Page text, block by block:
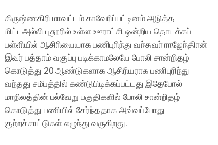
கிருஷ்ணகிரி மாவட்டம் காவேரிப்பட்டினம் அடுத்த
மிட்டஅல்லி புதூரில் உள்ள ஊராட்சி ஒன்றிய தொடக்கப்
பள்ளியில் ஆசிரியையாக பணிபுரிந்து வந்தவர் ராஜேந்திரன்
இவர் பத்தாம் வகுப்பு படிக்காமலேயே போலி சான்றிதழ்
கொடுத்து 20 ஆண்டுகளாக ஆசிரியராக பணிபுரிந்து
வந்தது சமீபத்தில் கண்டுபிடிக்கப்பட்டது இதேபோல்
மாநிலத்தின் பல்வேறு பகுதிகளில் போலி சான்றிதழ்
கொடுத்து பணியில் சேர்ந்ததாக அவ்வப்போது
குற்றச்சாட்டுகள் எழுந்து வருகிறது.